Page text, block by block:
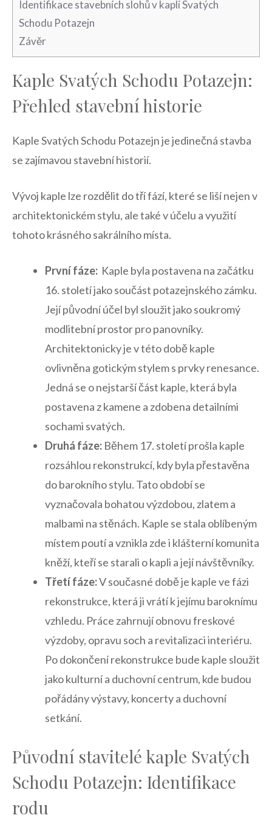
Identifikace stavebních‌ slohů​ v kapli Svatých
Schodu Potazejn
Závěr
Kaple Svatých Schodu Potazejn:
Přehled stavební historie
Kaple Svatých Schodu Potazejn je jedinečná stavba
se zajímavou stavební⁢ historií.
Vývoj kaple lze rozdělit do tří fází, které se liší⁢ nejen ‍v
architektonickém stylu, ale také v účelu a⁢ využití
tohoto krásného‌ sakrálního místa.
První fáze: ⁤ Kaple byla postavena na⁣ začátku
16. století jako součást​ potazejnského zámku.
Její původní účel byl sloužit jako soukromý
modlitební prostor pro panovníky.
Architektonicky ‍je v této době kaple
ovlivněna⁢ gotickým stylem s ‌prvky renesance.
‍Jedná se o nejstarší část ⁣kaple, která byla
postavena z kamene a zdobena detailními
sochami svatých.
Druhá fáze: Během​ 17. století prošla kaple
rozsáhlou ⁢rekonstrukcí, kdy byla přestavěna
do barokního stylu. Tato období se
vyznačovala bohatou výzdobou, zlatem a
malbami na stěnách.⁢ Kaple se stala oblíbeným
místem poutí a vznikla zde i klášterní komunita
kněží, kteří se starali o kapli a‌ její návštěvníky.
Třetí fáze:V současné době je kaple ve⁢ fázi
rekonstrukce, která ji vrátí k⁤ jejímu baroknímu
vzhledu. Práce zahrnují obnovu freskové
výzdoby, opravu soch a⁣ revitalizaci interiéru.
Po dokončení rekonstrukce bude kaple sloužit
‌jako kulturní a duchovní centrum, kde budou
pořádány výstavy, koncerty a duchovní
setkání.
Původní stavitelé kaple Svatých
Schodu Potazejn: Identifikace
⁣rodu